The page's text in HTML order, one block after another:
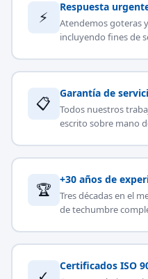
⚡
Respuesta
Atendemos goteras
incluyendo fines de
📋
Garantía de
Todos nuestros
escrito sobre mano
🏆
+30 años de
Tres décadas en el
de techumbre
Certificados ISO